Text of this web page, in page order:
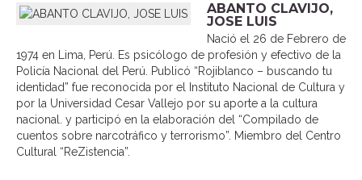
ABANTO CLAVIJO,
JOSE LUIS
Nació el 26 de Febrero de
1974 en Lima, Perú. Es psicólogo de profesión y efectivo de la
Policía Nacional del Perú. Publicó “Rojiblanco – buscando tu
identidad” fue reconocida por el Instituto Nacional de Cultura y
por la Universidad Cesar Vallejo por su aporte a la cultura
nacional. y participó en la elaboración del “Compilado de
cuentos sobre narcotráfico y terrorismo”. Miembro del Centro
Cultural “ReZistencia”.